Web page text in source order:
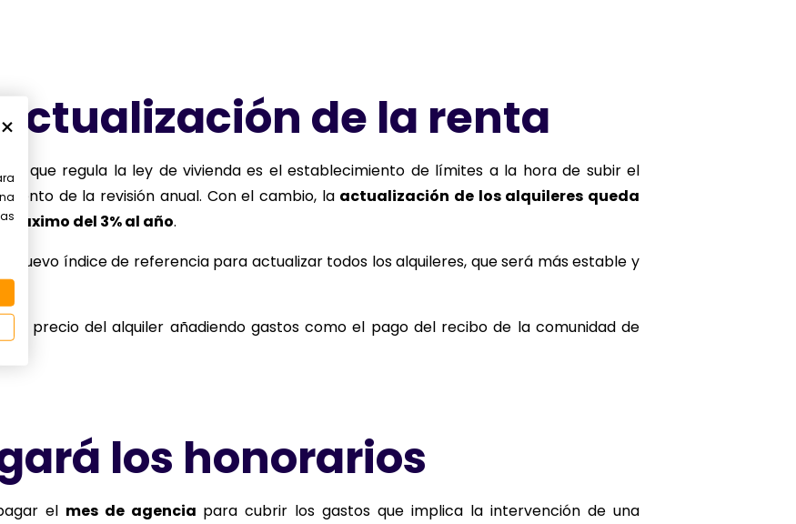
actualización de la renta
que regula la ley de vivienda es el establecimiento de límites a la hora de subir el
de la revisión anual. Con el cambio, la actualización de los alquileres queda
máximo del 3% al año.
nuevo índice de referencia para actualizar todos los alquileres, que será más estable y
el precio del alquiler añadiendo gastos como el pago del recibo de la comunidad de
los honorarios
el mes de agencia para cubrir los gastos que implica la intervención de una